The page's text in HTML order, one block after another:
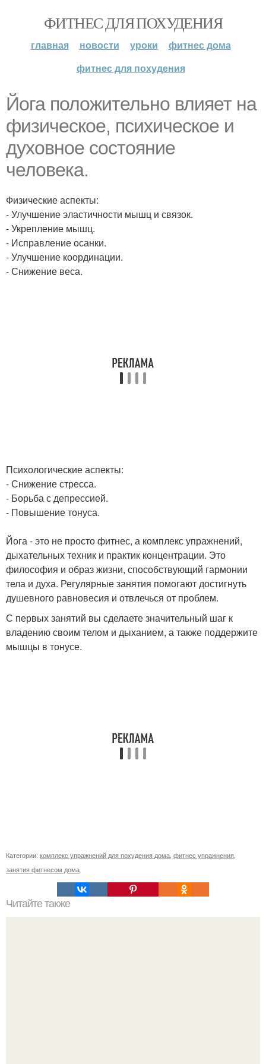
ФИТНЕС ДЛЯ ПОХУДЕНИЯ
главная новости уроки
фитнес дома
фитнес для похудения
Йога положительно влияет на
физическое, психическое и
духовное состояние
человека.
Физические аспекты:
- Улучшение эластичности мышц и связок.
- Укрепление мышц.
- Исправление осанки.
- Улучшение координации.
- Снижение веса.
Психологические аспекты:
- Снижение стресса.
- Борьба с депрессией.
- Повышение тонуса.
Йога - это не просто фитнес, а комплекс упражнений,
дыхательных техник и практик концентрации. Это
философия и образ жизни, способствующий гармонии
тела и духа. Регулярные занятия помогают достигнуть
душевного равновесия и отвлечься от проблем.
С первых занятий вы сделаете значительный шаг к
владению своим телом и дыханием, а также поддержите
мышцы в тонусе.
Категории: комплекс упражнений для похудения дома фитнес упражнения
занятия фитнесом дома
Читайте также